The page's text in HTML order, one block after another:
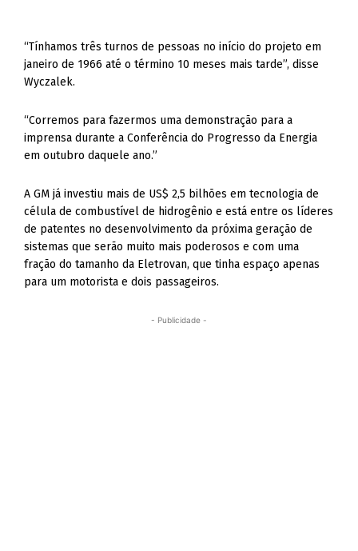
“Tínhamos três turnos de pessoas no início do projeto em
janeiro de 1966 até o término 10 meses mais tarde”, disse
Wyczalek.
“Corremos para fazermos uma demonstração para a
imprensa durante a Conferência do Progresso da Energia
em outubro daquele ano.”
A GM já investiu mais de US$ 2,5 bilhões em tecnologia de
célula de combustível de hidrogênio e está entre os líderes
de patentes no desenvolvimento da próxima geração de
sistemas que serão muito mais poderosos e com uma
fração do tamanho da Eletrovan, que tinha espaço apenas
para um motorista e dois passageiros.
- Publicidade -